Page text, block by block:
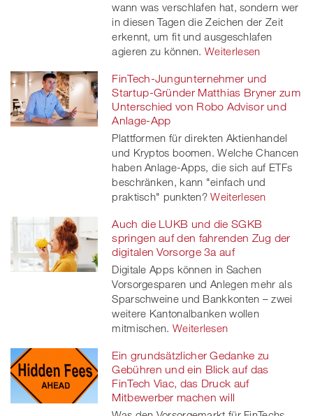
wann was verschlafen hat, sondern wer
in diesen Tagen die Zeichen der Zeit
erkennt, um fit und ausgeschlafen
agieren zu können. Weiterlesen
FinTech-Jungunternehmer und
Startup-Gründer Matthias Bryner zum
Unterschied von Robo Advisor und
Anlage-App
Plattformen für direkten Aktienhandel
und Kryptos boomen. Welche Chancen
haben Anlage-Apps, die sich auf ETFs
beschränken, kann "einfach und
praktisch" punkten? Weiterlesen
Auch die LUKB und die SGKB
springen auf den fahrenden Zug der
digitalen Vorsorge 3a auf
Digitale Apps können in Sachen
Vorsorgesparen und Anlegen mehr als
Sparschweine und Bankkonten – zwei
weitere Kantonalbanken wollen
mitmischen. Weiterlesen
Ein grundsätzlicher Gedanke zu
Gebühren und ein Blick auf das
FinTech Viac, das Druck auf
Mitbewerber machen will